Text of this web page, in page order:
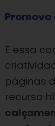
Promova
E essa
páginas
recurso